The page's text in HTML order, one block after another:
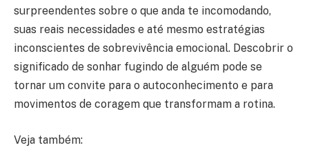
surpreendentes sobre o que anda te incomodando,
suas reais necessidades e até mesmo estratégias
inconscientes de sobrevivência emocional. Descobrir o
significado de sonhar fugindo de alguém pode se
tornar um convite para o autoconhecimento e para
movimentos de coragem que transformam a rotina.
Veja também: